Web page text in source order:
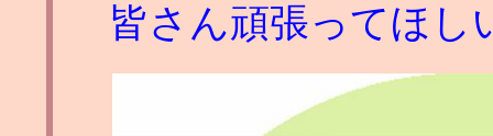
皆さん頑張ってほし